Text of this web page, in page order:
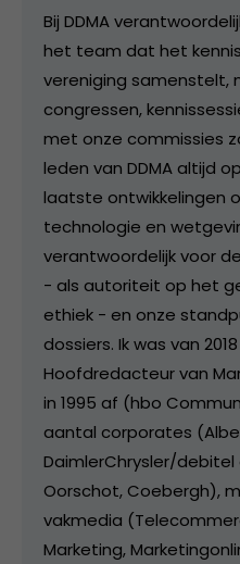
Bij DDMA
het team dat het
vereniging samenstelt,
congressen,
met onze commissies
leden van DDMA altijd
laatste ontwikkelingen
technologie en
verantwoordelijk voor
- als autoriteit op het
ethiek - en onze
dossiers. Ik was van
Hoofdredacteur van
in 1995 af (hbo
aantal corporates
DaimlerChrysler/debitel
Oorschot, Coebergh),
vakmedia
Marketing,